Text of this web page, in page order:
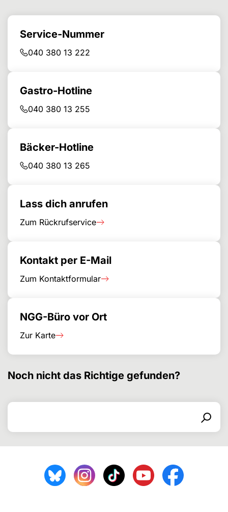
Service-Nummer
040 380 13 222
Gastro-Hotline
040 380 13 255
Bäcker-Hotline
040 380 13 265
Lass dich anrufen
Zum Rückrufservice
Kontakt per E-Mail
Zum Kontaktformular
NGG-Büro vor Ort
Zur Karte
Noch nicht das Richtige gefunden?
Suchen nach
Suchen